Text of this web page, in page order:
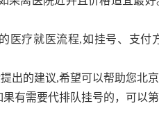
医疗就医流程,如挂号、支
出的建议,希望可以帮助您北
有需要代排队挂号的，可以